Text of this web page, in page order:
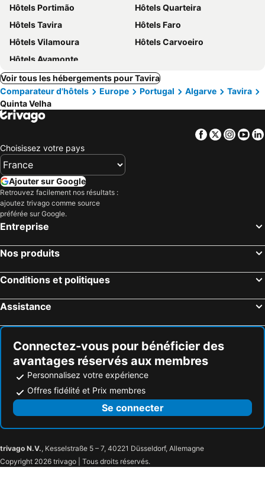
Hôtels Portimão
Hôtels Quarteira
Hôtels Tavira
Hôtels Faro
Hôtels Vilamoura
Hôtels Carvoeiro
Hôtels Ayamonte
Voir tous les hébergements pour Tavira
Comparateur d'hôtels
Europe Portugal Algarve
Tavira
Quinta Velha
Facebook
Twitter
Choisissez votre pays
Ajouter sur Google
Retrouvez facilement nos résultats :
ajoutez trivago comme source
préférée sur Google.
Entreprise
Nos produits
Conditions et politiques
Assistance
Connectez-vous pour bénéficier des
avantages réservés aux membres
Personnalisez votre expérience
Offres fidélité et Prix membres
Se connecter
trivago N.V., Kesselstraße 5 – 7, 40221 Düsseldorf, Allemagne
Copyright 2026 trivago | Tous droits réservés.